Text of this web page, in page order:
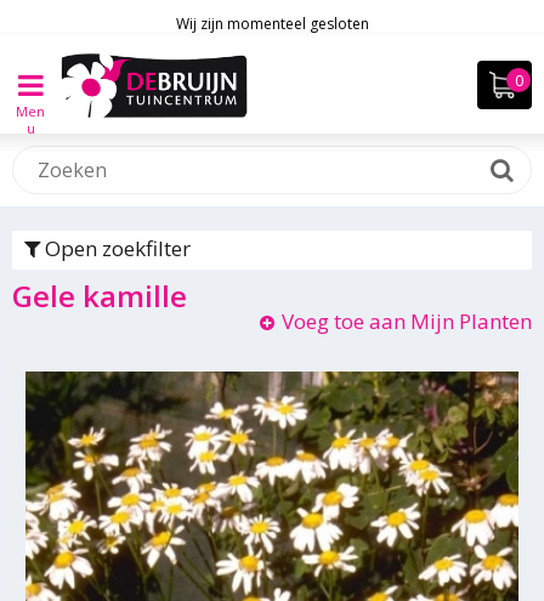
Men
u
Wij zijn momenteel gesloten
Open zoekfilter
Gele kamille
Voeg toe aan Mijn Planten